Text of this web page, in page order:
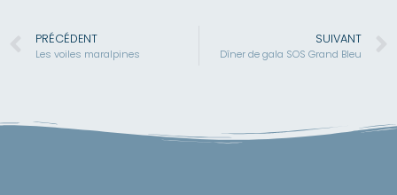
PRÉCÉDENT
Les voiles maralpines
SUIVANT
Dîner de gala SOS Grand Bleu